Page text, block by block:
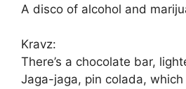
A disco of alcohol and
Kravz:
There’s a chocolate bar,
Jaga-jaga, pin colada,